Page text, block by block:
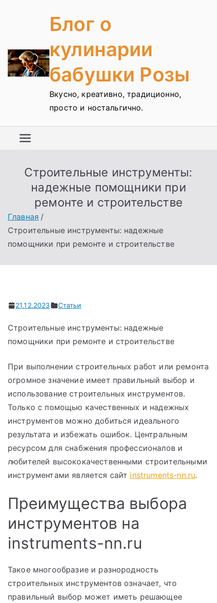
содержимомуБлог о
кулинарии
бабушки Розы
Вкусно, креативно, традиционно,
просто и ностальгично.
Строительные инструменты:
надежные помощники при
ремонте и строительстве
Главная
Строительные инструменты: надежные
помощники при ремонте и строительстве
21.12.2023 Статьи
Строительные инструменты: надежные
помощники при ремонте и строительстве
При выполнении строительных работ или ремонта
огромное значение имеет правильный выбор и
использование строительных инструментов.
Только с помощью качественных и надежных
инструментов можно добиться идеального
результата и избежать ошибок. Центральным
ресурсом для снабжения профессионалов и
любителей высококачественными строительными
инструментами является сайт instruments-nn.ru.
Преимущества выбора
инструментов на
instruments-nn.ru
Такое многообразие и разнородность
строительных инструментов означает, что
правильный выбор может иметь решающее